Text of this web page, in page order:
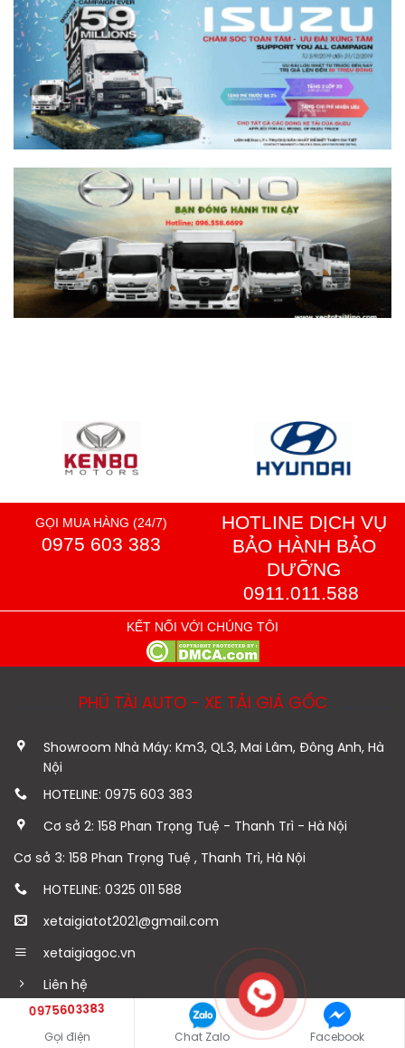
GỌI MUA HÀNG (24/7)
0975 603 383
HOTLINE DỊCH VỤ
BẢO HÀNH BẢO
DƯỠNG
0911.011.588
KẾT NỐI VỚI CHÚNG TÔI
PHÚ TÀI AUTO - XE TẢI GIÁ GỐC
Showroom Nhà Máy: Km3, QL3, Mai Lâm, Đông Anh, Hà
Nội
HOTELINE: 0975 603 383
Cơ sở 2: 158 Phan Trọng Tuệ - Thanh Trì - Hà Nội
Cơ sở 3: 158 Phan Trọng Tuệ , Thanh Trì, Hà Nội
HOTELINE: 0325 011 588
xetaigiatot2021@gmail.com
xetaigiagoc.vn
Liên hệ
HỖ TRỢ KHÁCH HÀNG
0975603383
Gọi điện Chat Zalo Facebook